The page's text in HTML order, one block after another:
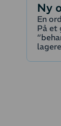
Ny
En
På et